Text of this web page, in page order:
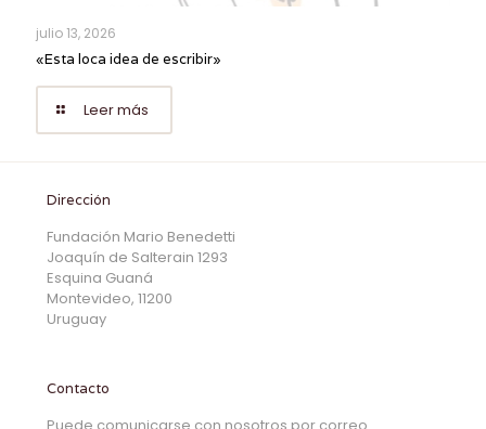
julio 13, 2026
«Esta loca idea de escribir»
Leer más
Dirección
Fundación Mario Benedetti
Joaquín de Salterain 1293
Esquina Guaná
Montevideo, 11200
Uruguay
Contacto